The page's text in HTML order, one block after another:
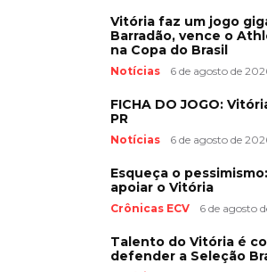
Vitória faz um jogo
Barradão, vence o
na Copa do Brasil
Notícias 6 de agosto de
FICHA DO JOGO:
PR
Notícias 6 de agosto de
Esqueça o
apoiar o Vitória
Crônicas ECV 6 de agosto
Talento do Vitória é
defender a Seleção